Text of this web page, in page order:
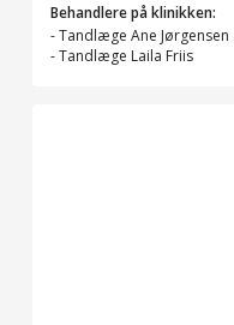
Behandlere på klinikken:
-Tandlæge Ane Jørgensen
-Tandlæge Laila Friis